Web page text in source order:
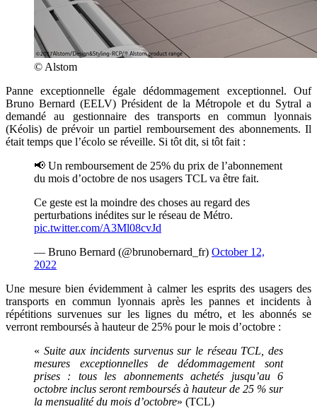
© Alstom
Panne exceptionnelle égale dédommagement exceptionnel. Ouf
Bruno Bernard (EELV) Président de la Métropole et du Sytral a
demandé au gestionnaire des transports en commun lyonnais
(Kéolis) de prévoir un partiel remboursement des abonnements. Il
était temps que l’écolo se réveille. Si tôt dit, si tôt fait :
📢 Un remboursement de 25% du prix de l’abonnement
du mois d’octobre de nos usagers TCL va être fait.
Ce geste est la moindre des choses au regard des
perturbations inédites sur le réseau de Métro.
pic.twitter.com/A3Ml08cvJd
— Bruno Bernard (@brunobernard_fr) October 12,
2022
Une mesure bien évidemment à calmer les esprits des usagers des
transports en commun lyonnais après les pannes et incidents à
répétitions survenues sur les lignes du métro, et les abonnés se
verront remboursés à hauteur de 25% pour le mois d’octobre :
« Suite aux incidents survenus sur le réseau TCL, des
mesures exceptionnelles de dédommagement sont
prises : tous les abonnements achetés jusqu’au 6
octobre inclus seront remboursés à hauteur de 25 % sur
la mensualité du mois d’octobre» (TCL)